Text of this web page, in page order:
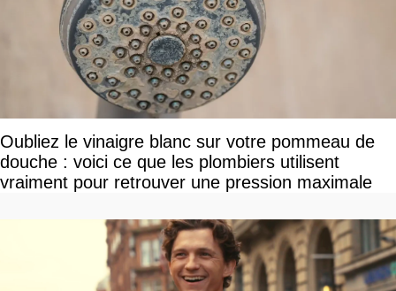
Oubliez le vinaigre blanc sur votre pommeau de
douche : voici ce que les plombiers utilisent
vraiment pour retrouver une pression maximale